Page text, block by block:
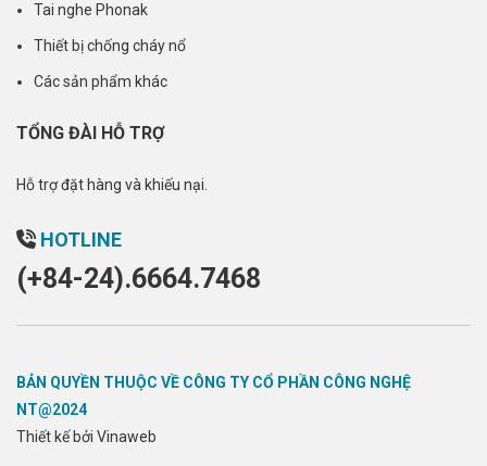
Tai nghe Phonak
Thiết bị chống cháy nổ
Các sản phẩm khác
TỔNG ĐÀI HỖ TRỢ
Hỗ trợ đặt hàng và khiếu nại.
HOTLINE
(+84-24).6664.7468
BẢN QUYỀN THUỘC VỀ CÔNG TY CỔ PHẦN CÔNG NGHỆ
NT@2024
Thiết kế bởi Vinaweb